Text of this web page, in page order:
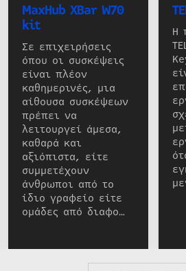
MaxHub XBar W70
kit
Σε επιχειρήσεις
όπου οι συσκέψεις
είναι πλέον
καθημερινές, μια
αίθουσα συσκέψεων
πρέπει να
λειτουργεί άμεσα,
καθαρά και
αξιόπιστα, είτε
συμμετέχουν
άνθρωποι από το
ίδιο γραφείο είτε
ομάδες από διαφο…
Η